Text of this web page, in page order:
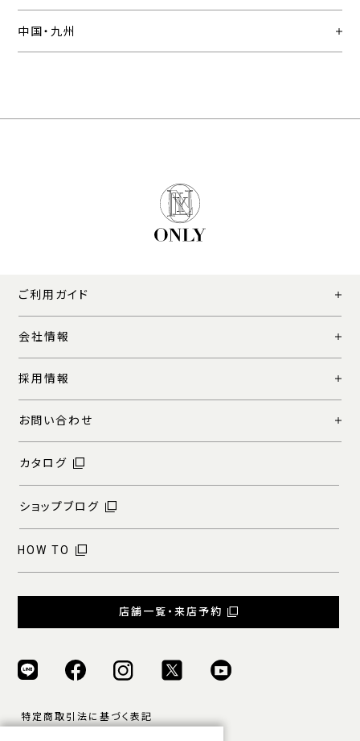
中国・九州
ご利用ガイド
会社情報
採用情報
お問い合わせ
カタログ
ショップブログ
HOW TO
店舗一覧・来店予約
特定商取引法に基づく表記